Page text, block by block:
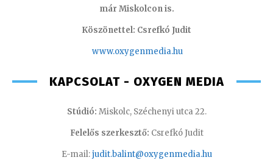
már Miskolcon is.
Köszönettel: Csrefkó Judit
www.oxygenmedia.hu
KAPCSOLAT - OXYGEN MEDIA
Stúdió: Miskolc, Széchenyi utca 22.
Felelős szerkesztő: Csrefkó Judit
E-mail:judit.balint@oxygenmedia.hu